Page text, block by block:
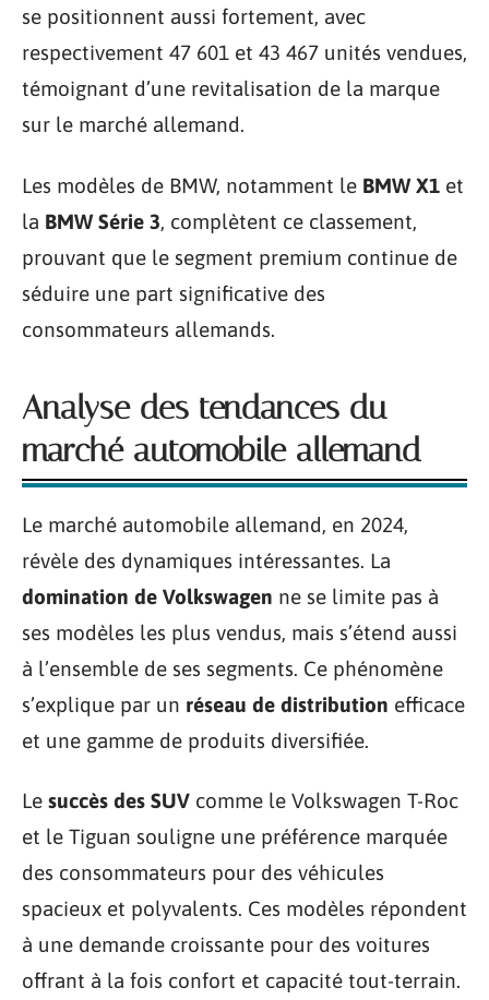
se positionnent aussi fortement, avec
respectivement 47 601 et 43 467 unités vendues,
témoignant d’une revitalisation de la marque
sur le marché allemand.
Les modèles de BMW, notamment le BMW X1 et
la BMW Série 3, complètent ce classement,
prouvant que le segment premium continue de
séduire une part significative des
consommateurs allemands.
Analyse des tendances du
marché automobile allemand
Le marché automobile allemand, en 2024,
révèle des dynamiques intéressantes. La
domination de Volkswagen ne se limite pas à
ses modèles les plus vendus, mais s’étend aussi
à l’ensemble de ses segments. Ce phénomène
s’explique par un réseau de distribution efficace
et une gamme de produits diversifiée.
Le succès des SUV comme le Volkswagen T-Roc
et le Tiguan souligne une préférence marquée
des consommateurs pour des véhicules
spacieux et polyvalents. Ces modèles répondent
à une demande croissante pour des voitures
offrant à la fois confort et capacité tout-terrain.